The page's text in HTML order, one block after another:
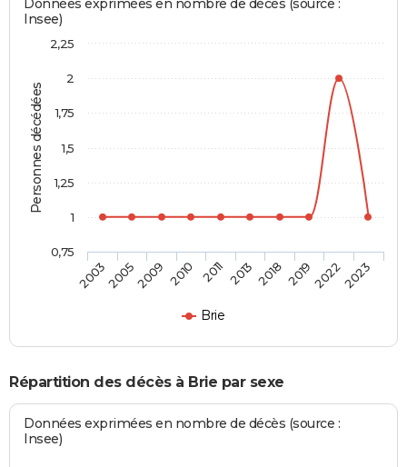
Personnes décédées
Données exprimées en nombre de décès (source :
Insee)
Brie
200320052009 2010 2011 2013 2018 201920222023
0,75
1
1,25
1,5
1,75
2
2,25
Répartition des décès à Brie par sexe
Données exprimées en nombre de décès (source :
Insee)